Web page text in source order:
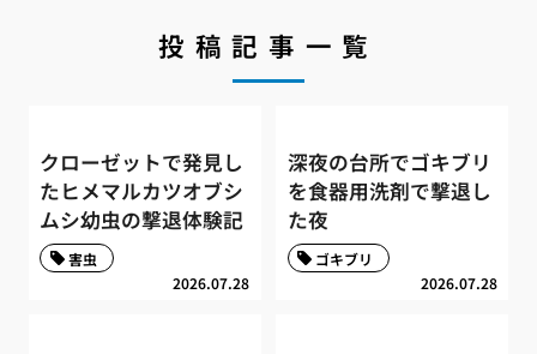
投稿記事一覧
クローゼットで発見し
たヒメマルカツオブシ
ムシ幼虫の撃退体験記
2026.07.28
害虫
深夜の台所でゴキブリ
を食器用洗剤で撃退し
た夜
2026.07.28
ゴキブリ